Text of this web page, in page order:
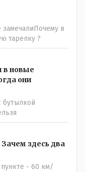
была та
и мнение, и
же тоне
А вот факт
И если это вы
в
тарелку ?
в новые
они
бутылкой
здесь два
- 60 км/